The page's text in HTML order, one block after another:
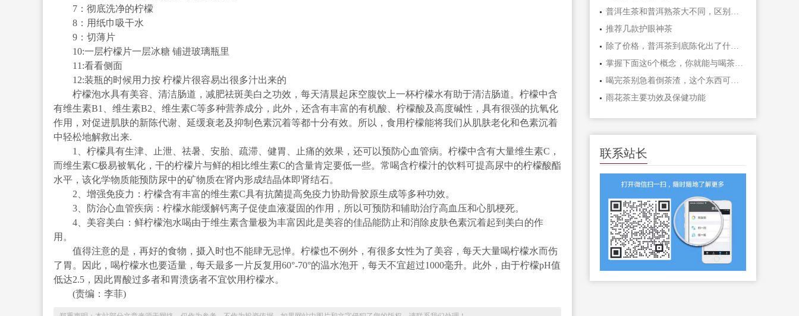
7：彻底洗净的柠檬
8：用纸巾吸干水
9：切薄片
10:一层柠檬片一层冰糖 铺进玻璃瓶里
11:看看侧面
12:装瓶的时候用力按 柠檬片很容易出很多汁出来的
柠檬泡水具有美容、清洁肠道，减肥祛斑美白之功效，每天清晨起床空腹饮上一杯柠檬水有助于清洁肠道。柠檬中含
有维生素B1、维生素B2、维生素C等多种营养成分，此外，还含有丰富的有机酸、柠檬酸及高度碱性，具有很强的抗氧化
作用，对促进肌肤的新陈代谢、延缓衰老及抑制色素沉着等都十分有效。所以，食用柠檬能将我们从肌肤老化和色素沉着
中轻松地解救出来.
1、柠檬具有生津、止泄、祛暑、安胎、疏滞、健胃、止痛的效果，还可以预防心血管病。柠檬中含有大量维生素C，
而维生素C极易被氧化，干的柠檬片与鲜的相比维生素C的含量肯定要低一些。常喝含柠檬汁的饮料可提高尿中的柠檬酸酯
水平，该化学物质能预防尿中的矿物质在肾内形成结晶体即肾结石。
2、增强免疫力：柠檬含有丰富的维生素C具有抗菌提高免疫力协助骨胶原生成等多种功效。
3、防治心血管疾病：柠檬水能缓解钙离子促使血液凝固的作用，所以可预防和辅助治疗高血压和心肌梗死。
4、美容美白：鲜柠檬泡水喝由于维生素含量极为丰富因此是美容的佳品能防止和消除皮肤色素沉着起到美白的作
用。
值得注意的是，再好的食物，摄入时也不能肆无忌惮。柠檬也不例外，有很多女性为了美容，每天大量喝柠檬水而伤
了胃。因此，喝柠檬水也要适量，每天最多一片反复用60°-70°的温水泡开，每天不宜超过1000毫升。此外，由于柠檬pH值
低达2.5，因此胃酸过多者和胃溃疡者不宜饮用柠檬水。
(责编：李菲)
普洱生茶和普洱熟茶大不同，区别在哪？
推荐几款护眼神茶
除了价格，普洱茶到底陈化出了什么？
掌握下面这6个概念，你就能与喝茶高手切磋啦！
喝完茶别急着倒茶渣，这个东西可能暴露了茶的
雨花茶主要功效及保健功能
联系站长